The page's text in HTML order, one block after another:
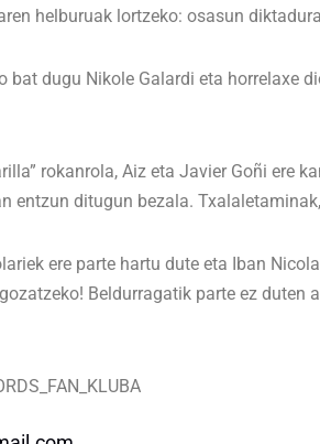
helburuak lortzeko: osasun
dugu Nikole Galardi eta horrelaxe
rokanrola, Aiz eta Javier Goñi ere
entzun ditugun bezala.
ere parte hartu dute eta Iban
Beldurragatik parte ez duten